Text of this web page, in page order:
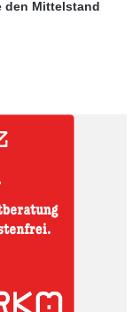
den Mittelstand